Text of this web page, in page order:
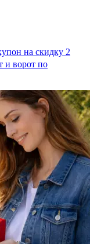
на скидку 2
и ворот по